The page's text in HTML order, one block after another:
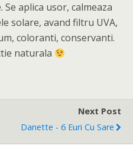
aplica usor, calmeaza
solare, avand filtru UVA,
coloranti, conservanti.
naturala
Next Post
Danette - 6 Euri Cu Sare